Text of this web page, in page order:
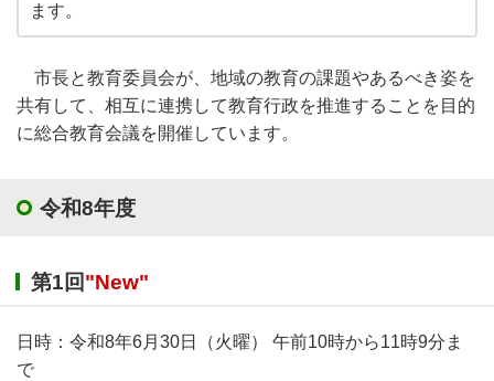
ます。
市長と教育委員会が、地域の教育の課題やあるべき姿を
共有して、相互に連携して教育行政を推進することを目的
に総合教育会議を開催しています。
令和8年度
第1回"New"
日時：令和8年6月30日（火曜） 午前10時から11時9分ま
で